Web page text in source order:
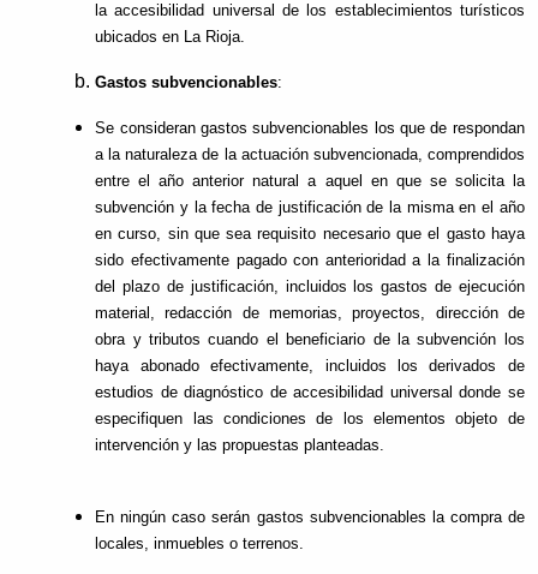
la accesibilidad universal de los establecimientos turísticos
ubicados en La Rioja.
Gastos subvencionables:
Se consideran gastos subvencionables los que de respondan
a la naturaleza de la actuación subvencionada, comprendidos
entre el año anterior natural a aquel en que se solicita la
subvención y la fecha de justificación de la misma en el año
en curso, sin que sea requisito necesario que el gasto haya
sido efectivamente pagado con anterioridad a la finalización
del plazo de justificación, incluidos los gastos de ejecución
material, redacción de memorias, proyectos, dirección de
obra y tributos cuando el beneficiario de la subvención los
haya abonado efectivamente, incluidos los derivados de
estudios de diagnóstico de accesibilidad universal donde se
especifiquen las condiciones de los elementos objeto de
intervención y las propuestas planteadas.
En ningún caso serán gastos subvencionables la compra de
locales, inmuebles o terrenos.